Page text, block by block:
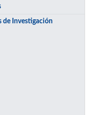
de Investigación